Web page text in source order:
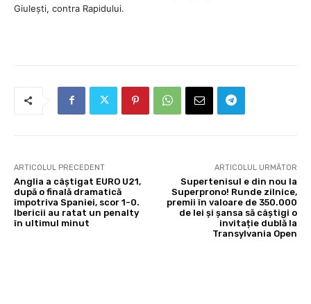
Giulești, contra Rapidului.
ARTICOLUL PRECEDENT
Anglia a câștigat EURO U21,
după o finală dramatică
împotriva Spaniei, scor 1-0.
Ibericii au ratat un penalty
în ultimul minut
ARTICOLUL URMĂTOR
Supertenisul e din nou la
Superprono! Runde zilnice,
premii în valoare de 350.000
de lei și șansa să câștigi o
invitație dublă la
Transylvania Open